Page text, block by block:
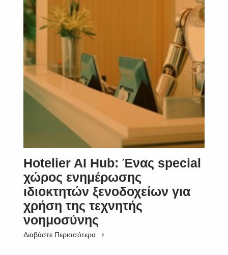
Hotelier AI Hub: Ένας special
χώρος ενημέρωσης
ιδιοκτητών ξενοδοχείων για
χρήση της τεχνητής
νοημοσύνης
Διαβάστε Περισσότερα